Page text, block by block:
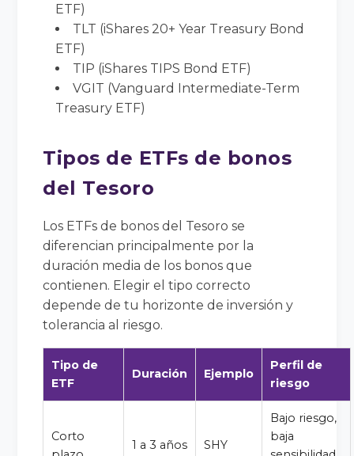
ETF)
TLT (iShares 20+ Year Treasury Bond
ETF)
TIP (iShares TIPS Bond ETF)
VGIT (Vanguard Intermediate-Term
Treasury ETF)
Tipos de ETFs de bonos
del Tesoro
Los ETFs de bonos del Tesoro se
diferencian principalmente por la
duración media de los bonos que
contienen. Elegir el tipo correcto
depende de tu horizonte de inversión y
tolerancia al riesgo.
Tipo de
ETF
Duración Ejemplo
Perfil de
riesgo
Corto
1 a 3 años SHY
Bajo riesgo,
baja